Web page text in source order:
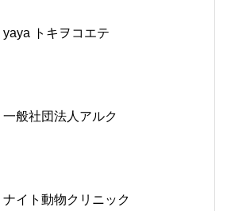
yaya トキヲコエテ
一般社団法人アルク
ナイト動物クリニック
河内長野市｜とんかつの山田屋 河
富田林市｜洋服のお直し エスポワ
千早赤阪村｜ガーデンカフェレモ